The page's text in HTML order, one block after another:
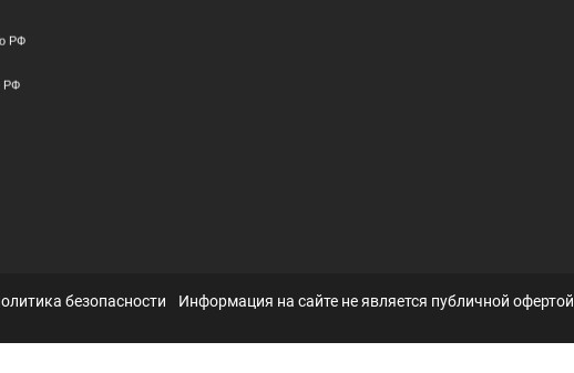
РФ
РФ
безопасности Информация на сайте не является публичной офертой